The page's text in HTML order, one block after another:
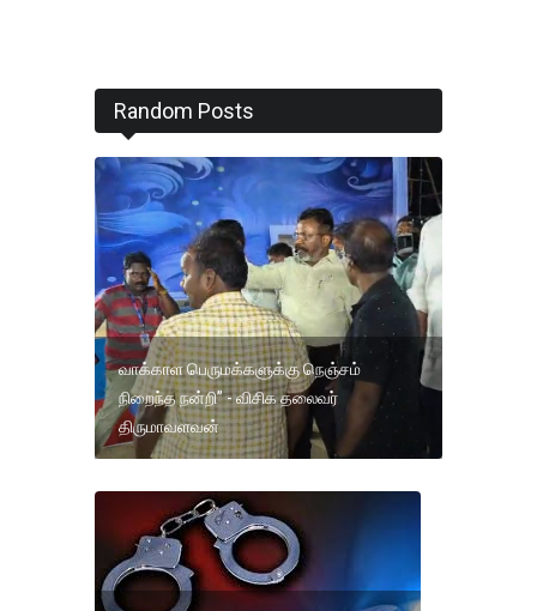
Random Posts
வாக்காள பெருமக்களுக்கு நெஞ்சம்
நிறைந்த நன்றி” - விசிக தலைவர்
திருமாவளவன்